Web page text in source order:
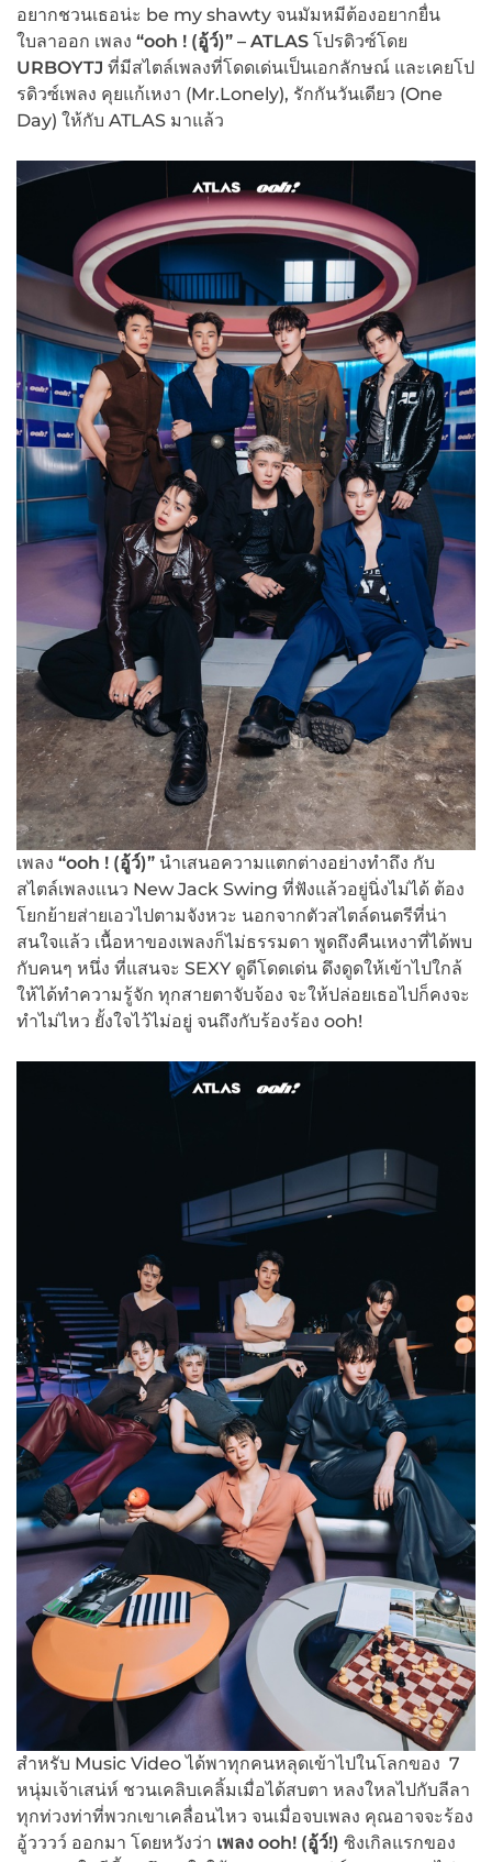
อยากชวนเธอน่ะ be my shawty จนมัมหมีต้องอยากยื่น
ใบลาออก เพลง “ooh ! (อู้ว์)” – ATLAS โปรดิวซ์โดย
URBOYTJ ที่มีสไตล์เพลงที่โดดเด่นเป็นเอกลักษณ์ และเคยโป
รดิวซ์เพลง คุยแก้เหงา (Mr.Lonely), รักกันวันเดียว (One
Day) ให้กับ ATLAS มาแล้ว
เพลง “ooh ! (อู้ว์)” นำเสนอความแตกต่างอย่างทำถึง กับ
สไตล์เพลงแนว New Jack Swing ที่ฟังแล้วอยู่นิ่งไม่ได้ ต้อง
โยกย้ายส่ายเอวไปตามจังหวะ นอกจากตัวสไตล์ดนตรีที่น่า
สนใจแล้ว เนื้อหาของเพลงก็ไม่ธรรมดา พูดถึงคืนเหงาที่ได้พบ
กับคนๆ หนึ่ง ที่แสนจะ SEXY ดูดีโดดเด่น ดึงดูดให้เข้าไปใกล้
ให้ได้ทำความรู้จัก ทุกสายตาจับจ้อง จะให้ปล่อยเธอไปก็คงจะ
ทำไม่ไหว ยั้งใจไว้ไม่อยู่ จนถึงกับร้องร้อง ooh!
สำหรับ Music Video ได้พาทุกคนหลุดเข้าไปในโลกของ 7
หนุ่มเจ้าเสน่ห์ ชวนเคลิบเคลิ้มเมื่อได้สบตา หลงใหลไปกับลีลา
ทุกท่วงท่าที่พวกเขาเคลื่อนไหว จนเมื่อจบเพลง คุณอาจจะร้อง
อู้วววว์ ออกมา โดยหวังว่า เพลง ooh! (อู้ว์!) ซิงเกิลแรกของ